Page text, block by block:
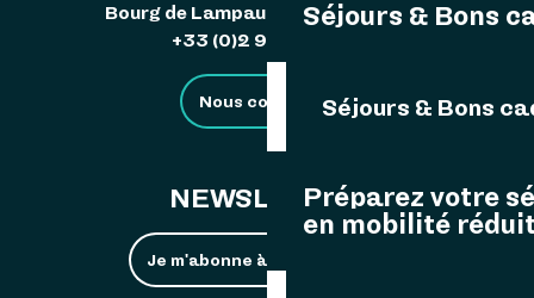
Séjours & Bons
Séjours & Bons
Préparez votre
en mobilité
Bourg de Lampaul 29242 Ouessant
+33 (0)2 98 48 85 83
Nous contacter
NEWSLETTER
Je m'abonne à la newsletter